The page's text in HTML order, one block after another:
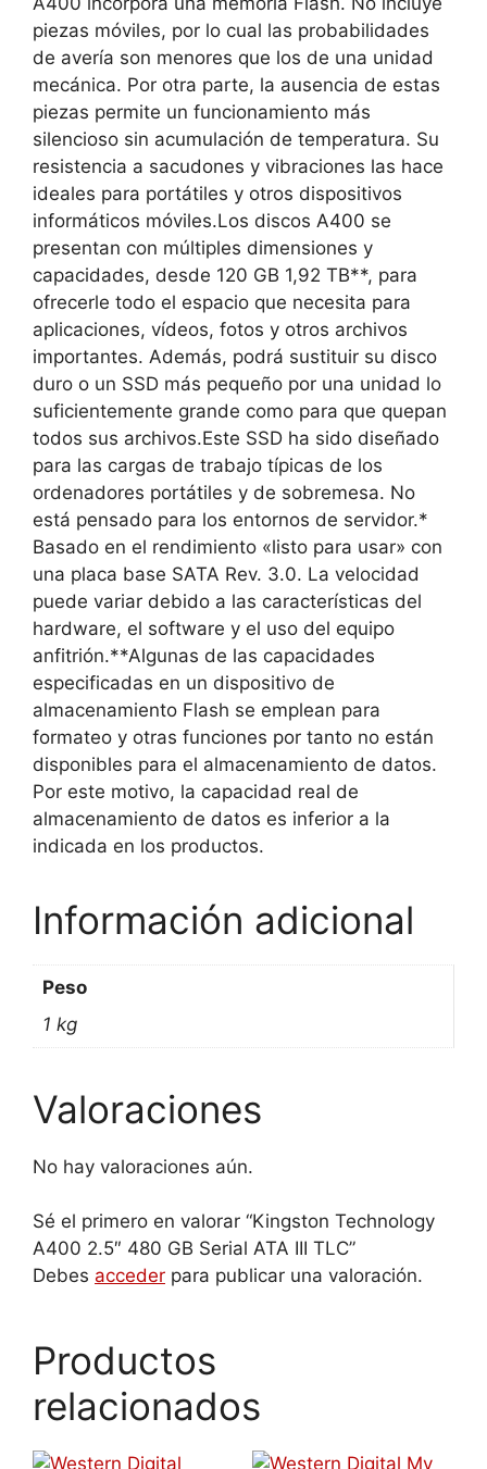
piezas móviles, por lo cual las probabilidades
de avería son menores que los de una unidad
mecánica. Por otra parte, la ausencia de estas
piezas permite un funcionamiento más
silencioso sin acumulación de temperatura. Su
resistencia a sacudones y vibraciones las hace
ideales para portátiles y otros dispositivos
informáticos móviles.Los discos A400 se
presentan con múltiples dimensiones y
capacidades, desde 120 GB 1,92 TB**, para
ofrecerle todo el espacio que necesita para
aplicaciones, vídeos, fotos y otros archivos
importantes. Además, podrá sustituir su disco
duro o un SSD más pequeño por una unidad lo
suficientemente grande como para que quepan
todos sus archivos.Este SSD ha sido diseñado
para las cargas de trabajo típicas de los
ordenadores portátiles y de sobremesa. No
está pensado para los entornos de servidor.*
Basado en el rendimiento «listo para usar» con
una placa base SATA Rev. 3.0. La velocidad
puede variar debido a las características del
hardware, el software y el uso del equipo
anfitrión.**Algunas de las capacidades
especificadas en un dispositivo de
almacenamiento Flash se emplean para
formateo y otras funciones por tanto no están
disponibles para el almacenamiento de datos.
Por este motivo, la capacidad real de
almacenamiento de datos es inferior a la
indicada en los productos.
Información adicional
Peso
1 kg
Valoraciones
No hay valoraciones aún.
Sé el primero en valorar “Kingston Technology
A400 2.5″ 480 GB Serial ATA III TLC”
Debes acceder para publicar una valoración.
Productos
relacionados